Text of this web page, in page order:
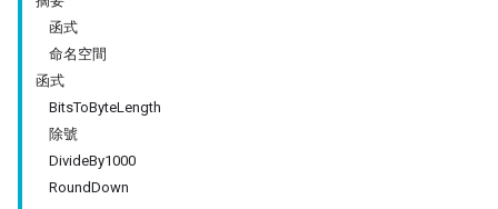
函式
命名空間
函式
BitsToByteLength
除號
DivideBy1000
RoundDown